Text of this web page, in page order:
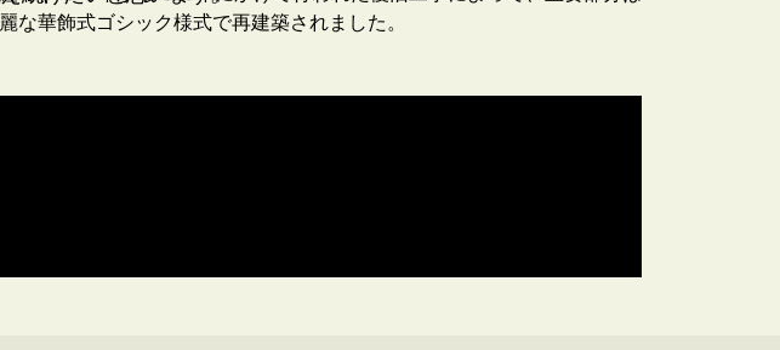
な華飾式ゴシック様式で再建築されました。